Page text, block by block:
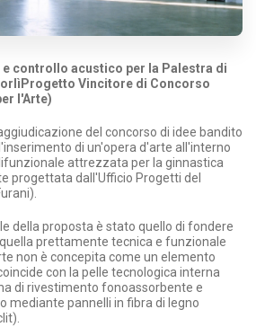
controllo acustico per la Palestra di
Progetto Vincitore di Concorso
l'Arte)
del concorso di idee bandito
di un'opera d'arte all'interno
attrezzata per la ginnastica
progettata dall'Ufficio Progetti del
della proposta è stato quello di fondere
prettamente tecnica e funzionale
non è concepita come un elemento
con la pelle tecnologica interna
di rivestimento fonoassorbente e
mediante pannelli in fibra di legno